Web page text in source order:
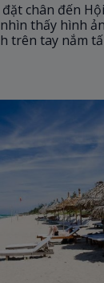
chân đến
thấy hình
trên tay nắm
ngách. Có
ủ một chuyến